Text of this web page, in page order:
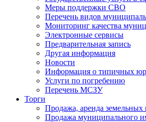
Меры поддержки СВО
Перечень видов
Мониторинг качества
Электронные сервисы
Предварительная запись
Другая информация
Новости
Информация о типичных
Услуги по погребению
Перечень МСЗУ
Торги
Продажа, аренда земельных
Продажа муниципального